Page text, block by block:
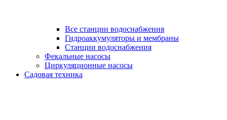
Все станции водоснабжения
Гидроаккумуляторы и мембраны
Станции водоснабжения
Фекальные насосы
Циркуляционные насосы
Садовая техника